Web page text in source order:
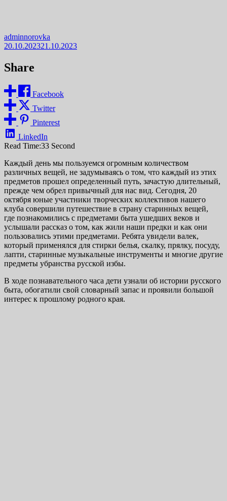
adminnorovka
20.10.202321.10.2023
Share
Facebook
Twitter
Pinterest
LinkedIn
Read Time:33 Second
Каждый день мы пользуемся огромным количеством
различных вещей, не задумываясь о том, что каждый из этих
предметов прошел определенный путь, зачастую длительный,
прежде чем обрел привычный для нас вид. Сегодня, 20
октября юные участники творческих коллективов нашего
клуба совершили путешествие в страну старинных вещей,
где познакомились с предметами быта ушедших веков и
услышали рассказ о том, как жили наши предки и как они
пользовались этими предметами. Ребята увидели валек,
который применялся для стирки белья, скалку, прялку, посуду,
лапти, старинные музыкальные инструменты и многие другие
предметы убранства русской избы.
В ходе познавательного часа дети узнали об истории русского
быта, обогатили свой словарный запас и проявили большой
интерес к прошлому родного края.